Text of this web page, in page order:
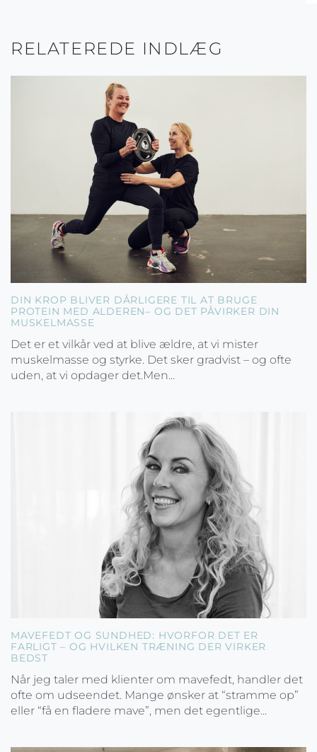
RELATEREDE INDLÆG
DIN KROP BLIVER DÅRLIGERE TIL AT BRUGE
PROTEIN MED ALDEREN– OG DET PÅVIRKER DIN
MUSKELMASSE
Det er et vilkår ved at blive ældre, at vi mister
muskelmasse og styrke. Det sker gradvist – og ofte
uden, at vi opdager det.Men...
MAVEFEDT OG SUNDHED: HVORFOR DET ER
FARLIGT – OG HVILKEN TRÆNING DER VIRKER
BEDST
Når jeg taler med klienter om mavefedt, handler det
ofte om udseendet. Mange ønsker at “stramme op”
eller “få en fladere mave”, men det egentlige...